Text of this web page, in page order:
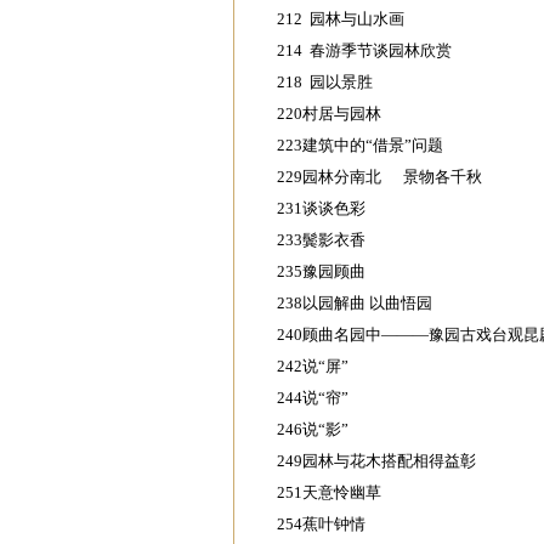
212 园林与山水画
214 春游季节谈园林欣赏
218 园以景胜
220村居与园林
223建筑中的“借景”问题
229园林分南北 景物各千秋
231谈谈色彩
233鬓影衣香
235豫园顾曲
238以园解曲 以曲悟园
240顾曲名园中———豫园古戏台观昆
242说“屏”
244说“帘”
246说“影”
249园林与花木搭配相得益彰
251天意怜幽草
254蕉叶钟情